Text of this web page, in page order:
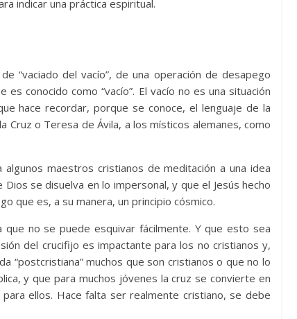
indicar una práctica espiritual.
“vaciado del vacío”, de una operación de desapego
conocido como “vacío”. El vacío no es una situación
hace recordar, porque se conoce, el lenguaje de la
Cruz o Teresa de Ávila, a los místicos alemanes, como
maestros cristianos de meditación a una idea
se disuelva en lo impersonal, y que el Jesús hecho
que es, a su manera, un principio cósmico.
no se puede esquivar fácilmente. Y que esto sea
del crucifijo es impactante para los no cristianos y,
“postcristiana” muchos que son cristianos o que no lo
y que para muchos jóvenes la cruz se convierte en
ellos. Hace falta ser realmente cristiano, se debe